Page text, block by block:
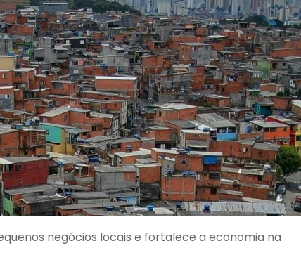
negócios locais e fortalece a economia na